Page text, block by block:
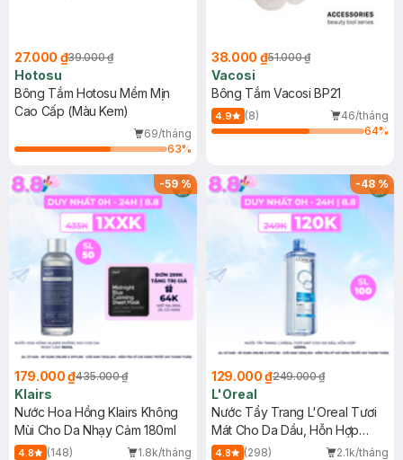
27.000 ₫39.000 ₫
Hotosu
Bông Tắm Hotosu Mềm Mịn
Cao Cấp (Màu Kem)
69/tháng
63%
38.000 ₫51.000 ₫
Vacosi
Bông Tắm Vacosi BP21
4.9 (8)
46/tháng
64%
-59%
179.000 ₫435.000 ₫
Klairs
Nước Hoa Hồng Klairs Không
Mùi Cho Da Nhạy Cảm 180ml
4.8 (148)
1.8k/tháng
-48%
129.000 ₫249.000 ₫
L'Oreal
Nước Tẩy Trang L'Oreal Tươi
Mát Cho Da Dầu, Hỗn Hợp
400ml
4.8 (298)
2.1k/tháng